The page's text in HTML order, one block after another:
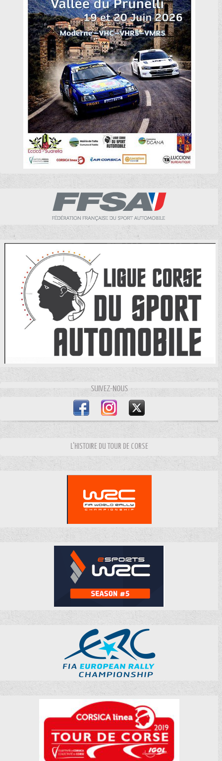
SUIVEZ-NOUS
L'HISTOIRE DU TOUR DE CORSE